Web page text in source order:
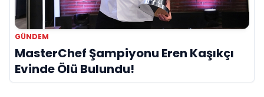
GÜNDEM
MasterChef Şampiyonu Eren Kaşıkçı
Evinde Ölü Bulundu!